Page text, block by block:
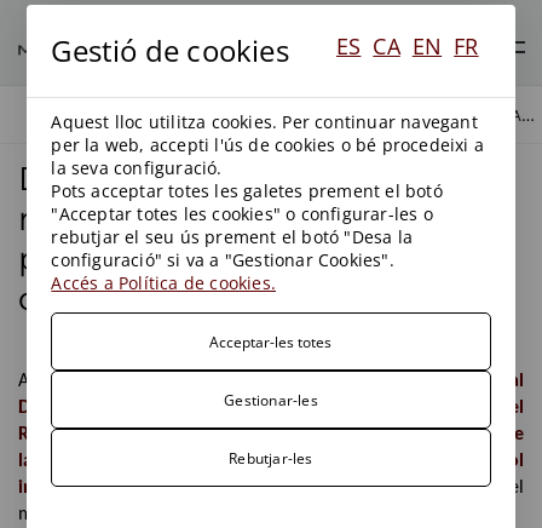
BLOG BLOG DESENVOLUPAMENT REGLAMENTARI EN MATÈRIA DE PREVENCIÓ I CONTROL INTEGRATS DE LA CONTAMINACIÓ
Desenvolupament
reglamentari en matèria de
prevenció i control integrats
de la contaminació
Al BOE de data 19 d’octubre de 2013 s’ha publicat el
Reial
Decret 815/2013, de 18 d’octubre, pel qual s’aprova el
Reglament d’emissions industrials i de desenvolupament de
la Llei 16/2002, d’1 de juliol, de prevenció i control
integrats de la contaminació, en vigor des del dia 20 del
mateix mes.
Gestió de cookies ES CA EN FR
Aquest lloc utilitza cookies. Per continuar navegant
per la web, accepti l'ús de cookies o bé procedeixi a
la seva configuració.
Pots acceptar totes les galetes prement el botó
"Acceptar totes les cookies" o configurar-les o
rebutjar el seu ús prement el botó "Desa la
configuració" si va a "Gestionar Cookies".
Accés a Política de cookies.
Acceptar-les totes
Gestionar-les
Rebutjar-les